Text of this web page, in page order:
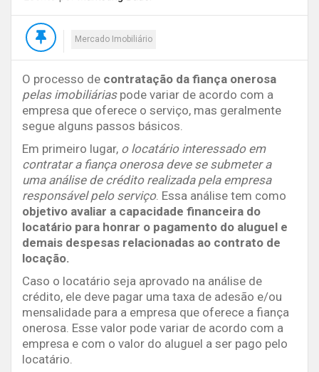
Mercado Imobiliário
O processo de contratação da fiança onerosa
pelas imobiliáriaspode variar de acordo com a
empresa que oferece o serviço, mas geralmente
segue alguns passos básicos.
Em primeiro lugar, o locatário interessado em
contratar a fiança onerosa deve se submeter a
uma análise de crédito realizada pela empresa
responsável pelo serviço. Essa análise tem como
objetivo avaliar a capacidade financeira do
locatário para honrar o pagamento do aluguel e
demais despesas relacionadas ao contrato de
locação.
Caso o locatário seja aprovado na análise de
crédito, ele deve pagar uma taxa de adesão e/ou
mensalidade para a empresa que oferece a fiança
onerosa. Esse valor pode variar de acordo com a
empresa e com o valor do aluguel a ser pago pelo
locatário.